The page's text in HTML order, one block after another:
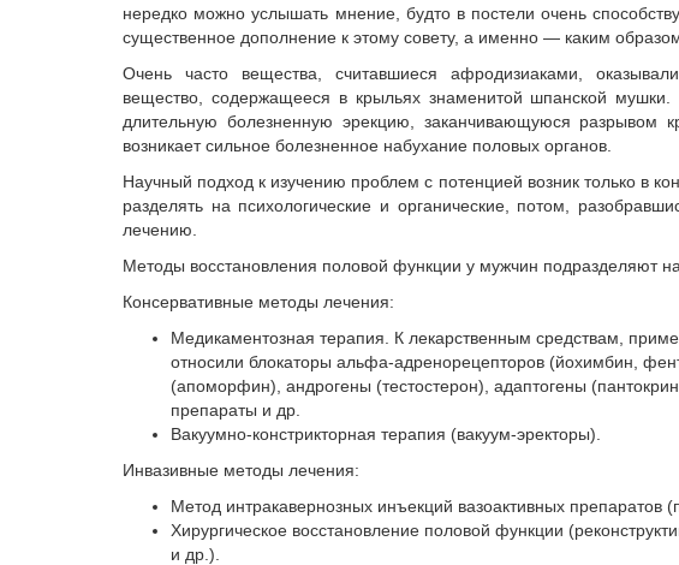
нередко можно услышать мнение, будто в постели очень
существенное дополнение к этому совету, а именно — каким
Очень часто вещества, считавшиеся афродизиаками,
вещество, содержащееся в крыльях знаменитой шпанской
длительную болезненную эрекцию, заканчивающуюся
возникает сильное болезненное набухание половых органов.
Научный подход к изучению проблем с потенцией возник только в
разделять на психологические и органические, потом,
лечению.
Методы восстановления половой функции у мужчин подразделяют
Консервативные методы лечения:
Медикаментозная терапия. К лекарственным средствам,
относили блокаторы альфа-адренорецепторов (йохимбин,
(апоморфин), андрогены (тестостерон), адаптогены
препараты и др.
Вакуумно-констрикторная терапия (вакуум-эректоры).
Инвазивные методы лечения:
Метод интракавернозных инъекций вазоактивных
Хирургическое восстановление половой функции
и др.).